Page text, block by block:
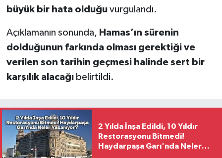
büyük bir hata olduğuvurgulandı.
Açıklamanın sonunda, Hamas’ın sürenin
dolduğunun farkında olması gerektiği ve
verilen son tarihin geçmesi halinde sert bir
karşılık alacağıbelirtildi.
2 Yılda İnşa Edildi, 10 Yıldır
Restorasyonu Bitmedi!
Haydarpaşa Garı'nda Neler